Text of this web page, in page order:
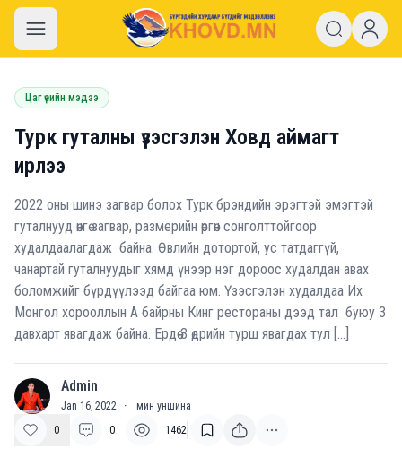
khovd.mn
Цаг үеийн мэдээ
Турк гуталны үзэсгэлэн Ховд аймагт
ирлээ
2022 оны шинэ загвар болох Турк брэндийн эрэгтэй эмэгтэй
гуталнууд өнгө загвар, размерийн өргөн сонголттойгоор
худалдаалагдаж байна. Өвлийн дотортой, ус татдаггүй,
чанартай гуталнуудыг хямд үнээр нэг дороос худалдан авах
боломжийг бүрдүүлээд байгаа юм. Үзэсгэлэн худалдаа Их
Монгол хорооллын А байрны Кинг рестораны дээд тал буюу 3
давхарт явагдаж байна. Ердөө 3 өдрийн турш явагдах тул […]
A Admin
Jan 16, 2022 ·
мин уншина
0
0 1462